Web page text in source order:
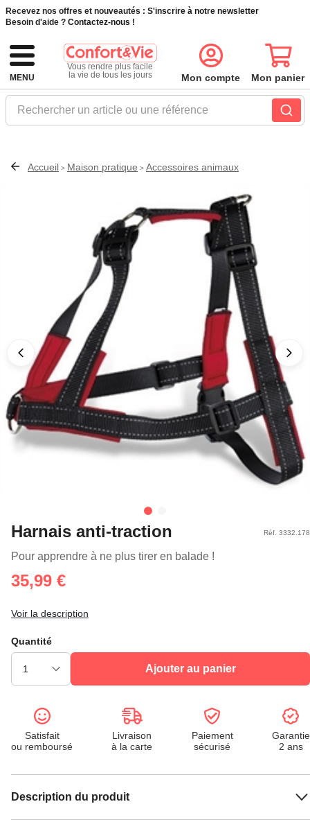
Recevez nos offres et nouveautés : S'inscrire à notre newsletter
Besoin d'aide ? Contactez-nous !
MENU
Vous rendre plus facile
la vie de tous les jours
Rechercher un article ou une référence
Mon compte Mon panier
Accueil > Maison pratique > Accessoires animaux
Harnais anti-traction
Pour apprendre à ne plus tirer en balade !
Réf. 3332.178
35,99 €
Voir la description
Quantité
Ajouter au panier
Satisfait
ou remboursé
Livraison
à la carte
Paiement
sécurisé
Garantie
2 ans
Description du produit